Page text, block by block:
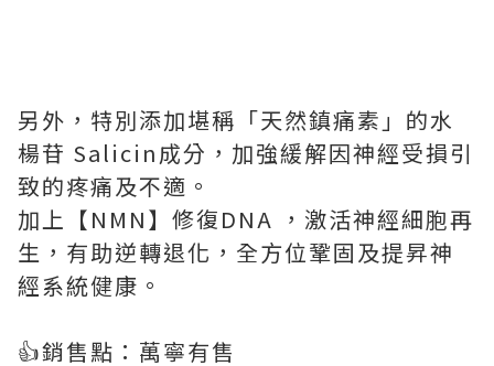
另外，特別添加堪稱「天然鎮痛素」的水
楊苷 Salicin成分，加強緩解因神經受損引
致的疼痛及不適。
加上【NMN】修復DNA ，激活神經細胞再
生，有助逆轉退化，全方位鞏固及提昇神
經系統健康。
👍銷售點：萬寧有售